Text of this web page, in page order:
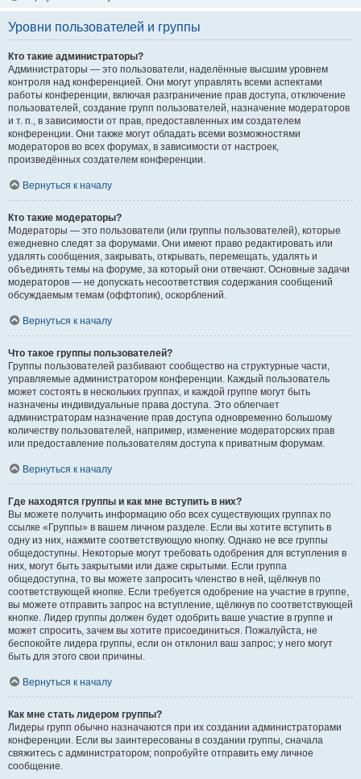
Уровни пользователей и группы
Кто такие администраторы?
Администраторы — это пользователи, наделённые высшим уровнем
контроля над конференцией. Они могут управлять всеми аспектами
работы конференции, включая разграничение прав доступа, отключение
пользователей, создание групп пользователей, назначение модераторов
и т. п., в зависимости от прав, предоставленных им создателем
конференции. Они также могут обладать всеми возможностями
модераторов во всех форумах, в зависимости от настроек,
произведённых создателем конференции.
Вернуться к началу
Кто такие модераторы?
Модераторы — это пользователи (или группы пользователей), которые
ежедневно следят за форумами. Они имеют право редактировать или
удалять сообщения, закрывать, открывать, перемещать, удалять и
объединять темы на форуме, за который они отвечают. Основные задачи
модераторов — не допускать несоответствия содержания сообщений
обсуждаемым темам (оффтопик), оскорблений.
Вернуться к началу
Что такое группы пользователей?
Группы пользователей разбивают сообщество на структурные части,
управляемые администратором конференции. Каждый пользователь
может состоять в нескольких группах, и каждой группе могут быть
назначены индивидуальные права доступа. Это облегчает
администраторам назначение прав доступа одновременно большому
количеству пользователей, например, изменение модераторских прав
или предоставление пользователям доступа к приватным форумам.
Вернуться к началу
Где находятся группы и как мне вступить в них?
Вы можете получить информацию обо всех существующих группах по
ссылке «Группы» в вашем личном разделе. Если вы хотите вступить в
одну из них, нажмите соответствующую кнопку. Однако не все группы
общедоступны. Некоторые могут требовать одобрения для вступления в
них, могут быть закрытыми или даже скрытыми. Если группа
общедоступна, то вы можете запросить членство в ней, щёлкнув по
соответствующей кнопке. Если требуется одобрение на участие в группе,
вы можете отправить запрос на вступление, щёлкнув по соответствующей
кнопке. Лидер группы должен будет одобрить ваше участие в группе и
может спросить, зачем вы хотите присоединиться. Пожалуйста, не
беспокойте лидера группы, если он отклонил ваш запрос; у него могут
быть для этого свои причины.
Вернуться к началу
Как мне стать лидером группы?
Лидеры групп обычно назначаются при их создании администраторами
конференции. Если вы заинтересованы в создании группы, сначала
свяжитесь с администратором; попробуйте отправить ему личное
сообщение.